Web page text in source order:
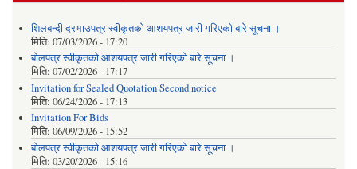
शिलबन्दी दरभाउपत्र स्वीकृतको आशयपत्र जारी गरिएको बारे सूचना ।
मिति: 07/03/2026 - 17:20
बोलपत्र स्वीकृतको आशयपत्र जारी गरिएको बारे सूचना ।
मिति: 07/02/2026 - 17:17
Invitation for Sealed Quotation Second notice
मिति: 06/24/2026 - 17:13
Invitation For Bids
मिति: 06/09/2026 - 15:52
बोलपत्र स्वीकृतको आशयपत्र जारी गरिएको बारे सूचना ।
मिति: 03/20/2026 - 15:16